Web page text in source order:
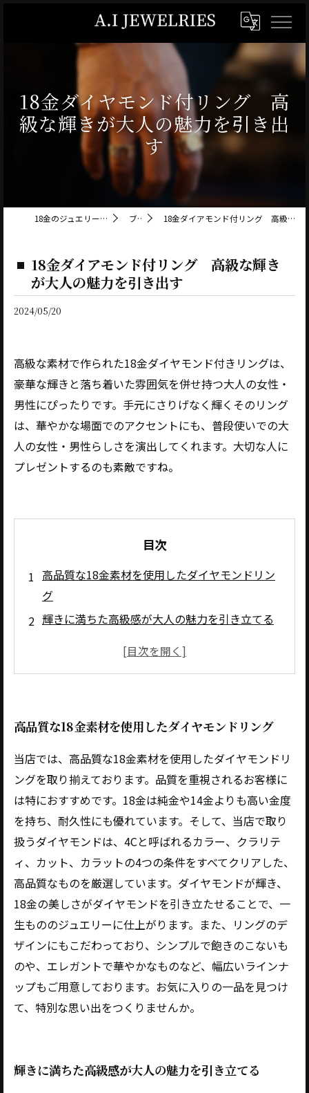
18金ダイヤモンド付リング 高
級な輝きが大人の魅力を引き出
す
18金のジュエリーならA.I JEWELRIES ブログ 18金ダイアモンド付リング 高級な輝きが大人の魅力を引き出す
18金ダイアモンド付リング 高級な輝き
が大人の魅力を引き出す
2024/05/20
高級な素材で作られた18金ダイヤモンド付きリングは、
豪華な輝きと落ち着いた雰囲気を併せ持つ大人の女性・
男性にぴったりです。手元にさりげなく輝くそのリング
は、華やかな場面でのアクセントにも、普段使いでの大
人の女性・男性らしさを演出してくれます。大切な人に
プレゼントするのも素敵ですね。
目次
高品質な18金素材を使用したダイヤモンドリン
グ
輝きに満ちた高級感が大人の魅力を引き立てる
大切な人へのギフトにぴったりの上質なリング
ザイン
高品質な18金素材を使用したダイヤモンドリング
当店では、高品質な18金素材を使用したダイヤモンドリ
ングを取り揃えております。品質を重視されるお客様に
は特におすすめです。18金は純金や14金よりも高い金度
を持ち、耐久性にも優れています。そして、当店で取り
扱うダイヤモンドは、4Cと呼ばれるカラー、クラリテ
ィ、カット、カラットの4つの条件をすべてクリアした、
高品質なものを厳選しています。ダイヤモンドが輝き、
18金の美しさがダイヤモンドを引き立たせることで、一
生もののジュエリーに仕上がります。また、リングのデ
ザインにもこだわっており、シンプルで飽きのこないも
のや、エレガントで華やかなものなど、幅広いラインナ
ップもご用意しております。お気に入りの一品を見つけ
て、特別な思い出をつくりませんか。
輝きに満ちた高級感が大人の魅力を引き立てる